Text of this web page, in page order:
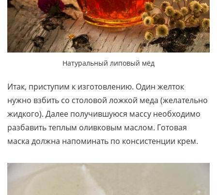
Натуральный липовый мёд
Итак, приступим к изготовлению. Один желток
нужно взбить со столовой ложкой меда (желательно
жидкого). Далее получившуюся массу необходимо
разбавить теплым оливковым маслом. Готовая
маска должна напоминать по консистенции крем.